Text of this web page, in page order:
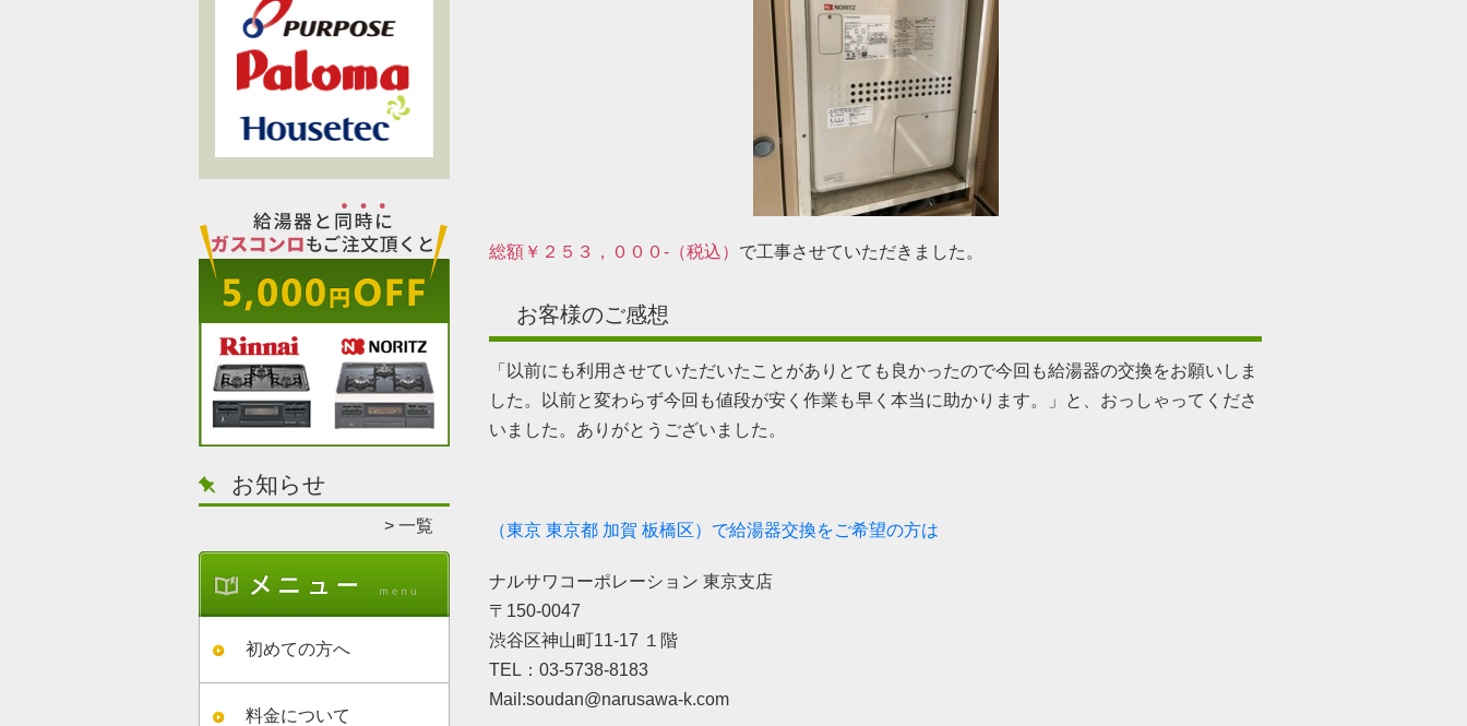
お知らせ
一覧
初めての方へ
料金について
総額￥２５３，０００-（税込） で工事させていただきました。
お客様のご感想
「以前にも利用させていただいたことがありとても良かったので今回も給湯器の交換をお願いしま
した。以前と変わらず今回も値段が安く作業も早く本当に助かります。」と、おっしゃってくださ
いました。ありがとうございました。
（東京 東京都 加賀 板橋区）で給湯器交換をご希望の方は
ナルサワコーポレーション 東京支店
〒150-0047
渋谷区神山町11-17 １階
TEL：03-5738-8183
Mail:soudan@narusawa-k.com